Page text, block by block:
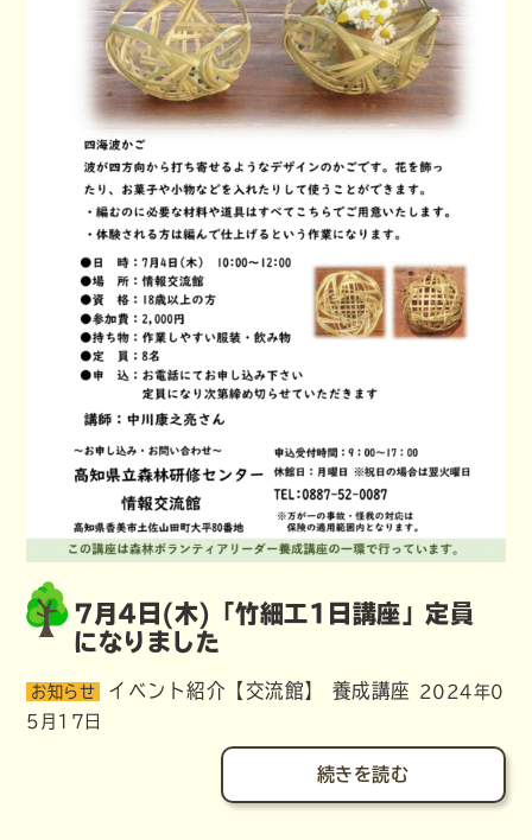
7月4日(木)「竹細工1日講座」定員
になりました
お知らせ イベント紹介【交流館】 養成講座
2024年0
5月17日
続きを読む